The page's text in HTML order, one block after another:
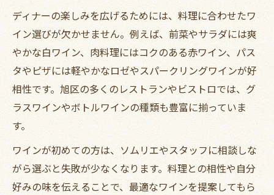
ディナーの楽しみを広げるためには、料理に合わせたワ
イン選びが欠かせません。例えば、前菜やサラダには爽
やかな白ワイン、肉料理にはコクのある赤ワイン、パス
タやピザには軽やかなロゼやスパークリングワインが好
相性です。旭区の多くのレストランやビストロでは、グ
ラスワインやボトルワインの種類も豊富に揃っていま
す。
ワインが初めての方は、ソムリエやスタッフに相談しな
がら選ぶと失敗が少なくなります。料理との相性や自分
好みの味を伝えることで、最適なワインを提案してもら